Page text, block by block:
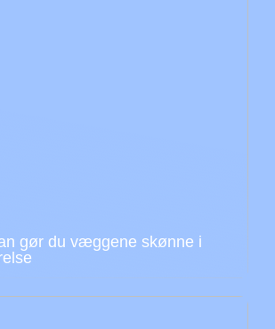
gør du væggene skønne i